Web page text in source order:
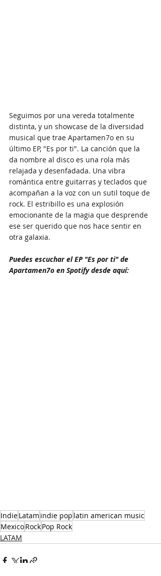
Seguimos por una vereda totalmente
distinta, y un showcase de la diversidad
musical que trae Apartamen7o en su
último EP, "Es por ti". La canción que la
da nombre al disco es una rola más
relajada y desenfadada. Una vibra
romántica entre guitarras y teclados que
acompañan a la voz con un sutil toque de
rock. El estribillo es una explosión
emocionante de la magia que desprende
ese ser querido que nos hace sentir en
otra galaxia.
Puedes escuchar el EP "Es por ti" de
Apartamen7o en Spotify desde aquí:
IndieLatam indie pop latin american music
MexicoRockPop Rock
LATAM